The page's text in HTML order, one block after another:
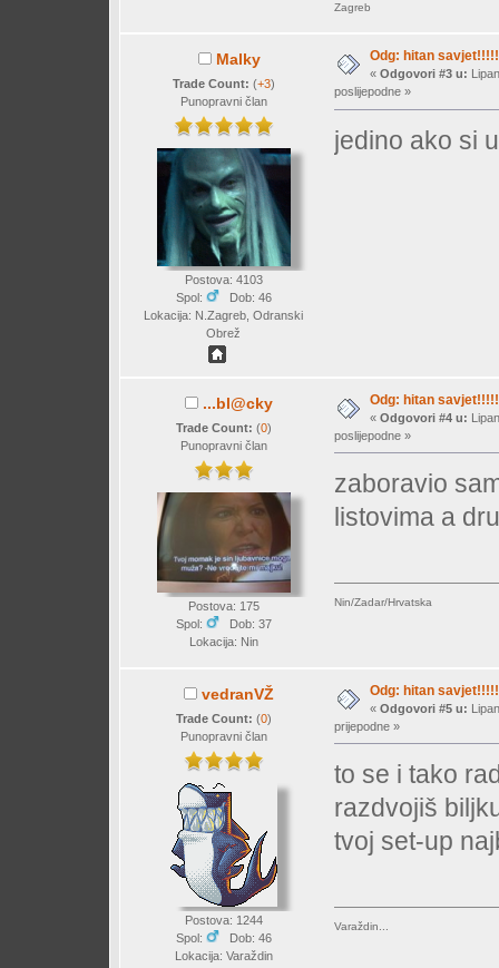
Zagreb
Malky
Trade Count: (+3)
Punopravni član
Postova: 4103
Spol:
Dob: 46
Lokacija: N.Zagreb, Odranski
Obrež
Odg: hitan savjet!!!!!
« Odgovori #3 u:
poslijepodne »
jedino ako si
...bl@cky
Trade Count: (0)
Punopravni član
Postova: 175
Spol:
Dob: 37
Lokacija: Nin
Odg: hitan savjet!!!!!
« Odgovori #4 u:
poslijepodne »
zaboravio
listovima a
Nin/Zadar/Hrvatska
vedranVŽ
Trade Count: (0)
Punopravni član
Postova: 1244
Spol:
Dob: 46
Lokacija: Varaždin
Odg: hitan savjet!!!!!
« Odgovori #5 u:
prijepodne »
to se i tako
razdvojiš
tvoj set-up
Varaždin...